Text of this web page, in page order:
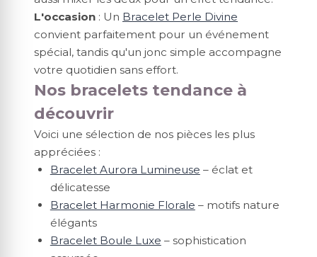
L'occasion : Un Bracelet Perle Divine
convient parfaitement pour un événement
spécial, tandis qu'un jonc simple accompagne
votre quotidien sans effort.
Nos bracelets tendance à
découvrir
Voici une sélection de nos pièces les plus
appréciées :
Bracelet Aurora Lumineuse – éclat et
délicatesse
Bracelet Harmonie Florale – motifs nature
élégants
Bracelet Boule Luxe – sophistication